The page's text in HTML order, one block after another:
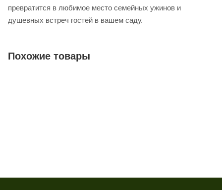
превратится в любимое место семейных ужинов и
душевных встреч гостей в вашем саду.
Похожие товары